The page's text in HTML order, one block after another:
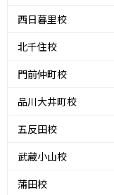
西日暮里校
北千住校
門前仲町校
品川大井町校
五反田校
武蔵小山校
蒲田校